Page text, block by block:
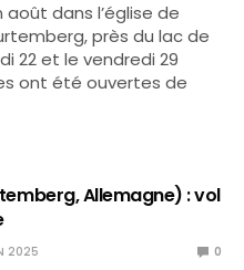
dans l’église de
près du lac de
22 et le vendredi 29
ont été ouvertes de
Allemagne) : vol
2025 0